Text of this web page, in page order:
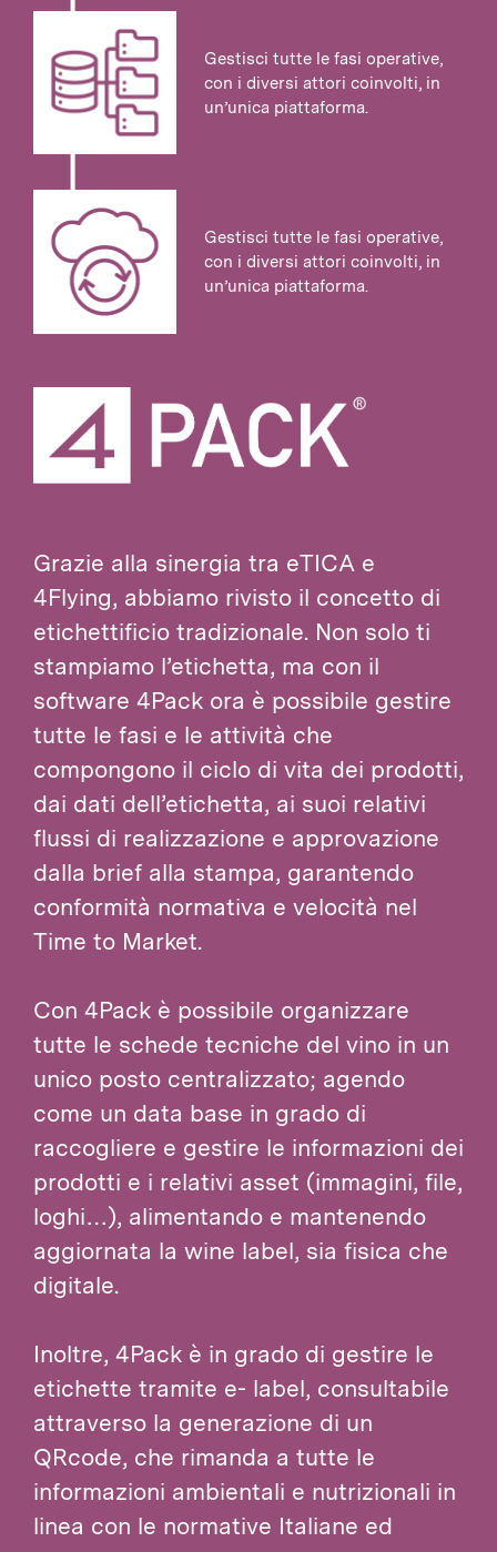
Gestisci tutte le fasi operative,
con i diversi attori coinvolti, in
un’unica piattaforma.
Gestisci tutte le fasi operative,
con i diversi attori coinvolti, in
un’unica piattaforma.
Grazie alla sinergia tra eTICA e
4Flying, abbiamo rivisto il concetto di
etichettificio tradizionale. Non solo ti
stampiamo l’etichetta, ma con il
software 4Pack ora è possibile gestire
tutte le fasi e le attività che
compongono il ciclo di vita dei prodotti,
dai dati dell’etichetta, ai suoi relativi
flussi di realizzazione e approvazione
dalla brief alla stampa, garantendo
conformità normativa e velocità nel
Time to Market.
Con 4Pack è possibile organizzare
tutte le schede tecniche del vino in un
unico posto centralizzato; agendo
come un data base in grado di
raccogliere e gestire le informazioni dei
prodotti e i relativi asset (immagini, file,
loghi…), alimentando e mantenendo
aggiornata la wine label, sia fisica che
digitale.
Inoltre, 4Pack è in grado di gestire le
etichette tramite e- label, consultabile
attraverso la generazione di un
QRcode, che rimanda a tutte le
informazioni ambientali e nutrizionali in
linea con le normative Italiane ed